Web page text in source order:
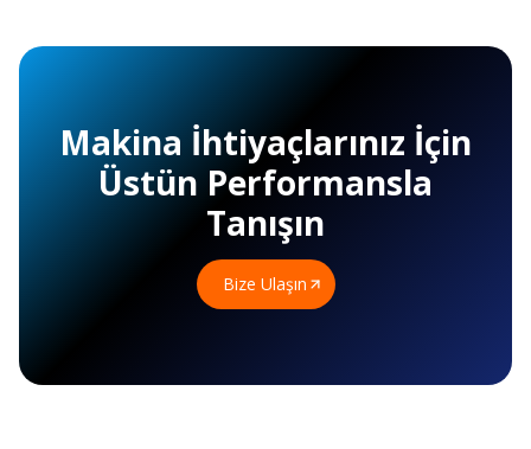
Makina İhtiyaçlarınız İçin
Üstün Performansla
Tanışın
Bize Ulaşın